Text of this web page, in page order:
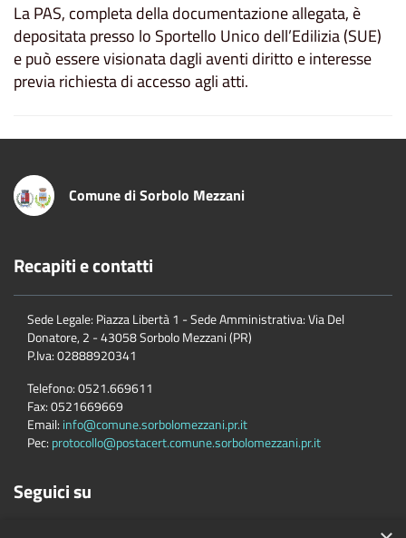
La PAS, completa della documentazione allegata, è
depositata presso lo Sportello Unico dell’Edilizia (SUE)
e può essere visionata dagli aventi diritto e interesse
previa richiesta di accesso agli atti.
Comune di Sorbolo Mezzani
Recapiti e contatti
Sede Legale: Piazza Libertà 1 - Sede Amministrativa: Via Del
Donatore, 2 - 43058 Sorbolo Mezzani (PR)
P.Iva:02888920341
Telefono:0521.669611
Fax:0521669669
Email: info@comune.sorbolomezzani.pr.it
Pec: protocollo@postacert.comune.sorbolomezzani.pr.it
Seguici su